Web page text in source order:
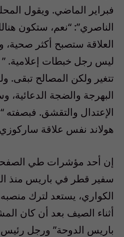
فبراير الماضي. ويقول
الناصري”: “نعم، ستكون
العلاقة ستصبح أكثر
ليس رجل خبطات إعلامية.
تتغير ولكن المصالح تبقى.
البهرجة والضجة الدعائية،
الإعتدال والتقشق. فبصفته
هولاند نفس علاقة
إن أحد مؤشرات طي
الكواري، يستعد لترك
أثناء الصيف بعد أن كان
باريس الدوحة” ورجل